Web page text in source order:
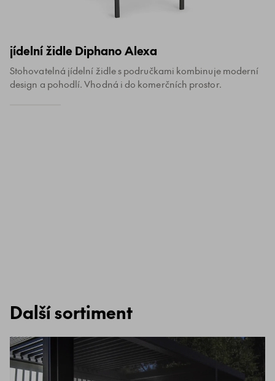
jídelní židle Diphano Alexa
Stohovatelná jídelní židle s područkami kombinuje moderní
design a pohodlí. Vhodná i do komerčních prostor.
Další sortiment